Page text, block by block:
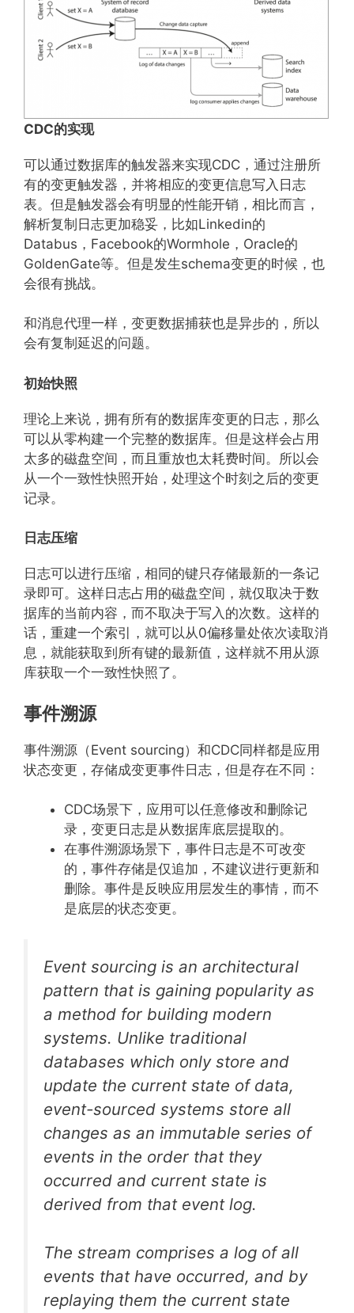
CDC的实现
可以通过数据库的触发器来实现CDC，通过注册所
有的变更触发器，并将相应的变更信息写入日志
表。但是触发器会有明显的性能开销，相比而言，
解析复制日志更加稳妥，比如Linkedin的
Databus，Facebook的Wormhole，Oracle的
GoldenGate等。但是发生schema变更的时候，也
会很有挑战。
和消息代理一样，变更数据捕获也是异步的，所以
会有复制延迟的问题。
初始快照
理论上来说，拥有所有的数据库变更的日志，那么
可以从零构建一个完整的数据库。但是这样会占用
太多的磁盘空间，而且重放也太耗费时间。所以会
从一个一致性快照开始，处理这个时刻之后的变更
记录。
日志压缩
日志可以进行压缩，相同的键只存储最新的一条记
录即可。这样日志占用的磁盘空间，就仅取决于数
据库的当前内容，而不取决于写入的次数。这样的
话，重建一个索引，就可以从0偏移量处依次读取消
息，就能获取到所有键的最新值，这样就不用从源
库获取一个一致性快照了。
事件溯源
事件溯源（Event sourcing）和CDC同样都是应用
状态变更，存储成变更事件日志，但是存在不同：
CDC场景下，应用可以任意修改和删除记
录，变更日志是从数据库底层提取的。
在事件溯源场景下，事件日志是不可改变
的，事件存储是仅追加，不建议进行更新和
删除。事件是反映应用层发生的事情，而不
是底层的状态变更。
Event sourcing is an architectural
pattern that is gaining popularity as
a method for building modern
systems. Unlike traditional
databases which only store and
update the current state of data,
event-sourced systems store all
changes as an immutable series of
events in the order that they
occurred and current state is
derived from that event log.
The stream comprises a log of all
events that have occurred, and by
replaying them the current state